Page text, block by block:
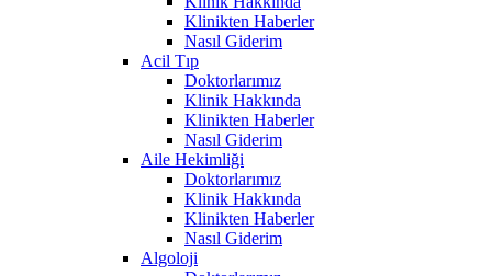
Klinikten Haberler
Nasıl Giderim
Acil Tıp
Doktorlarımız
Klinik Hakkında
Klinikten Haberler
Nasıl Giderim
Aile Hekimliği
Doktorlarımız
Klinik Hakkında
Klinikten Haberler
Nasıl Giderim
Algoloji